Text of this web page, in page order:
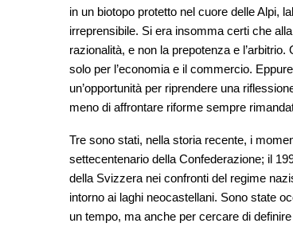
in un biotopo protetto nel cuore delle Alpi,
irreprensibile. Si era insomma certi che
razionalità, e non la prepotenza e
solo per l’economia e il commercio.
un’opportunità per riprendere una
meno di affrontare riforme sempre
Tre sono stati, nella storia recente, i
settecentenario della Confederazione; il
della Svizzera nei confronti del regime
intorno ai laghi neocastellani. Sono state
un tempo, ma anche per cercare di